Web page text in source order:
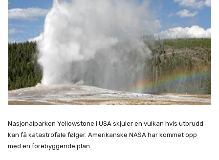
Nasjonalparken Yellowstone i USA skjuler en vulkan hvis utbrudd
kan få katastrofale følger. Amerikanske NASA har kommet opp
med en forebyggende plan.